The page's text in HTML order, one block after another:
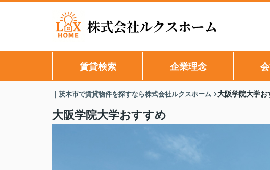
賃貸検索 企業理念
｜茨木市で賃貸物件を探すなら株式会社ルクスホーム 大阪学院大学お
大阪学院大学おすすめ